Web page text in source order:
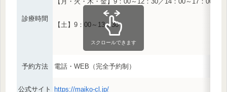
診療時間
【土】9：00～13：30
予約方法 電話・WEB（完全予約制）
公式サイト https://maiko-cl.jp/
スクロールできます